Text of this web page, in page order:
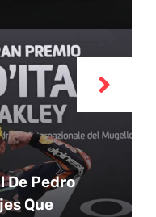
De Pedro
Que